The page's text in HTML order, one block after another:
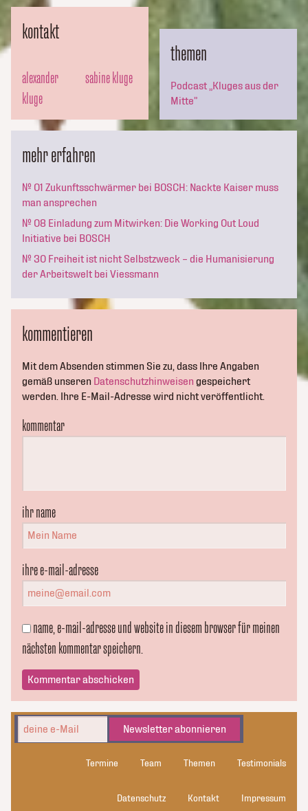
kontakt
alexander
kluge
sabine kluge
themen
Podcast „Kluges aus der
Mitte”
mehr erfahren
№ 01 Zukunftsschwärmer bei BOSCH: Nackte Kaiser muss
man ansprechen
№ 08 Einladung zum Mitwirken: Die Working Out Loud
Initiative bei BOSCH
№ 30 Freiheit ist nicht Selbstzweck – die Humanisierung
der Arbeitswelt bei Viessmann
kommentieren
Mit dem Absenden stimmen Sie zu, dass Ihre Angaben
gemäß unseren Datenschutzhinweisen gespeichert
werden. Ihre E-Mail-Adresse wird nicht veröffentlicht.
kommentar
ihr name
ihre e-mail-adresse
name, e-mail-adresse und website in diesem browser für meinen
nächsten kommentar speichern.
Newsletter abonnieren
Termine Team Themen Testimonials
Datenschutz Kontakt Impressum